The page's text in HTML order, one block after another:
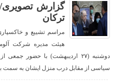
گزارش تصویری/
ترکان
مراسم تشییع و
هیئت مدیره شرکت
دوشنبه (۲۷ اردیبهشت) با حضور
سیاسی از مقابل درب منزل ایشان به